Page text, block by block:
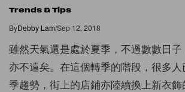
Trends & Tips
ByDebby Lam/Sep 12, 2018
雖然天氣還是處於夏季，不過數數日
亦不遠矣。在這個轉季的階段，很多
季趨勢，街上的店鋪亦陸續換上新衣